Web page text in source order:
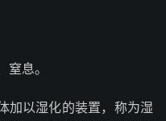
息。
加以湿化的装置，称为湿